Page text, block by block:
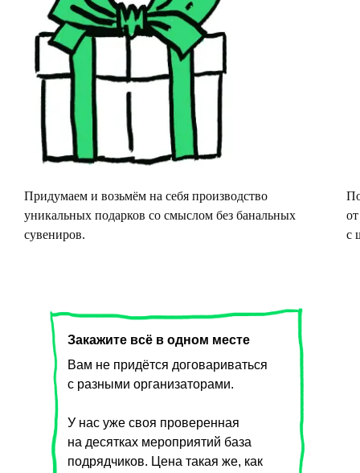
Придумаем и возьмём на себя производство
уникальных подарков со смыслом без банальных
сувениров.
с
Закажите всё в одном месте
Вам не придётся договариваться
с разными организаторами.
У нас уже своя проверенная
на десятках мероприятий база
подрядчиков. Цена такая же, как